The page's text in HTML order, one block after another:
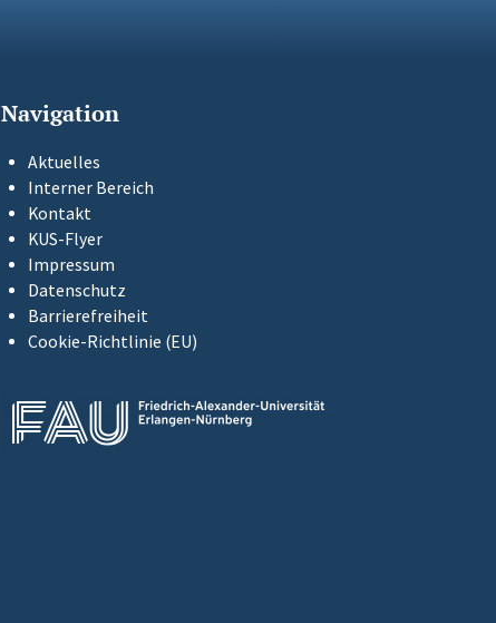
Navigation
Aktuelles
Interner Bereich
Kontakt
KUS-Flyer
Impressum
Datenschutz
Barrierefreiheit
Cookie-Richtlinie (EU)